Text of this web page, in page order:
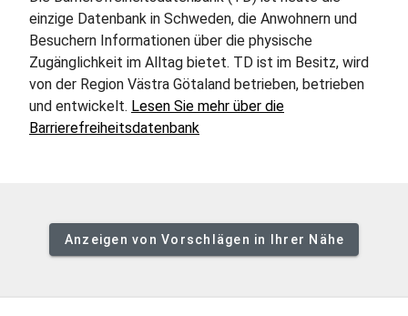
einzige Datenbank in Schweden, die Anwohnern und
Besuchern Informationen über die physische
Zugänglichkeit im Alltag bietet. TD ist im Besitz, wird
von der Region Västra Götaland betrieben, betrieben
und entwickelt. Lesen Sie mehr über die
Barrierefreiheitsdatenbank
Anzeigen von Vorschlägen in Ihrer Nähe